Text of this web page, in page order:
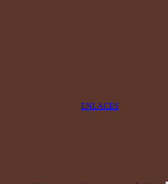
ENLACES